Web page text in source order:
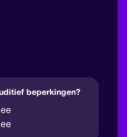
beperkingen?